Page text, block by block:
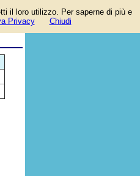
il loro utilizzo. Per saperne di più e
Privacy Chiudi